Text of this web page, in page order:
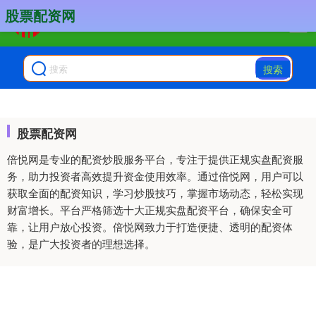
搜索
股票配资网
倍悦网是专业的配资炒股服务平台，专注于提供正规实盘配资服
务，助力投资者高效提升资金使用效率。通过倍悦网，用户可以
获取全面的配资知识，学习炒股技巧，掌握市场动态，轻松实现
财富增长。平台严格筛选十大正规实盘配资平台，确保安全可
靠，让用户放心投资。倍悦网致力于打造便捷、透明的配资体
验，是广大投资者的理想选择。
股票配资网